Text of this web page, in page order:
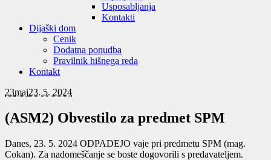
Usposabljanja
Kontakti
Dijaški dom
Cenik
Dodatna ponudba
Pravilnik hišnega reda
Kontakt
23maj23. 5. 2024
(ASM2) Obvestilo za predmet SPM
Danes, 23. 5. 2024 ODPADEJO vaje pri predmetu SPM (mag.
Cokan). Za nadomeščanje se boste dogovorili s predavateljem.